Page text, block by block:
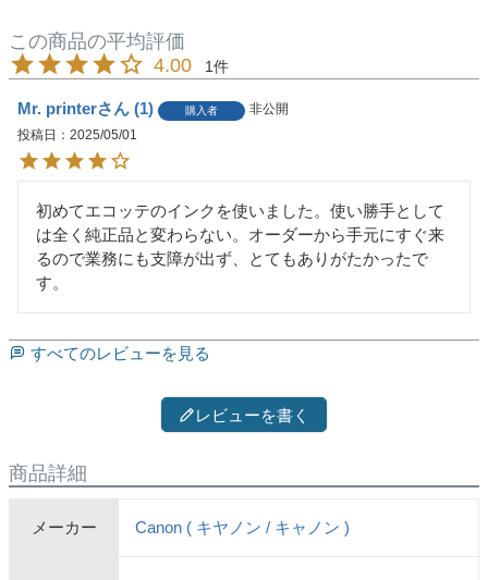
4.00 1
Mr. printer 1 購入者
非公開
投稿日
2025/05/01
初めてエコッテのインクを使いました。使い勝手として
は全く純正品と変わらない。オーダーから手元にすぐ来
るので業務にも支障が出ず、とてもありがたかったで
す。
すべてのレビューを見る
レビューを書く
商品詳細
メーカー Canon ( キヤノン / キャノン )